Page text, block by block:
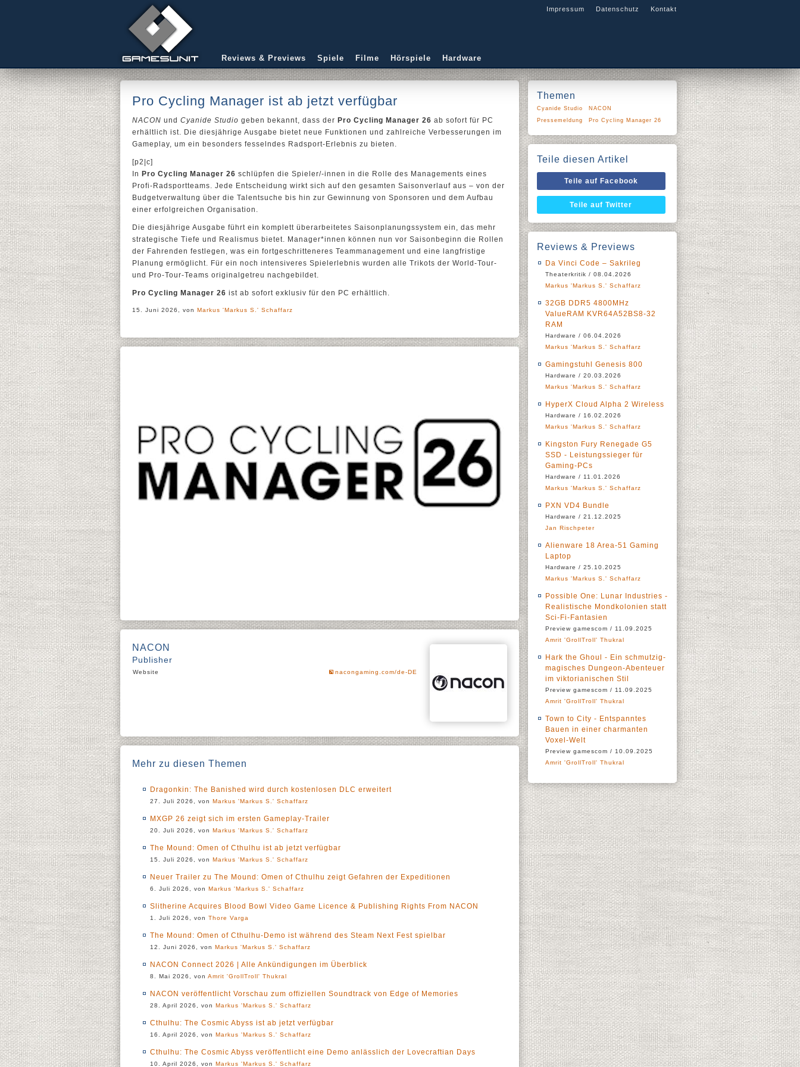
Impressum Datenschutz Kontakt
Reviews & Previews Spiele Filme Hörspiele Hardware
Pro Cycling Manager ist ab jetzt verfügbar
NACON und Cyanide Studio geben bekannt, dass der Pro Cycling Manager 26 ab sofort für PC
erhältlich ist. Die diesjährige Ausgabe bietet neue Funktionen und zahlreiche Verbesserungen im
Gameplay, um ein besonders fesselndes Radsport-Erlebnis zu bieten.
[p2|c]
In Pro Cycling Manager 26 schlüpfen die Spieler/-innen in die Rolle des Managements eines
Profi-Radsportteams. Jede Entscheidung wirkt sich auf den gesamten Saisonverlauf aus – von der
Budgetverwaltung über die Talentsuche bis hin zur Gewinnung von Sponsoren und dem Aufbau
einer erfolgreichen Organisation.
Die diesjährige Ausgabe führt ein komplett überarbeitetes Saisonplanungssystem ein, das mehr
strategische Tiefe und Realismus bietet. Manager*innen können nun vor Saisonbeginn die Rollen
der Fahrenden festlegen, was ein fortgeschritteneres Teammanagement und eine langfristige
Planung ermöglicht. Für ein noch intensiveres Spielerlebnis wurden alle Trikots der World-Tour-
und Pro-Tour-Teams originalgetreu nachgebildet.
Pro Cycling Manager 26 ist ab sofort exklusiv für den PC erhältlich.
15. Juni 2026, von Markus 'Markus S.' Schaffarz
NACON
Publisher
Website nacongaming.com/de-DE
Mehr zu diesen Themen
Dragonkin: The Banished wird durch kostenlosen DLC erweitert
27. Juli 2026, von Markus 'Markus S.' Schaffarz
MXGP 26 zeigt sich im ersten Gameplay-Trailer
20. Juli 2026, von Markus 'Markus S.' Schaffarz
The Mound: Omen of Cthulhu ist ab jetzt verfügbar
15. Juli 2026, von Markus 'Markus S.' Schaffarz
Neuer Trailer zu The Mound: Omen of Cthulhu zeigt Gefahren der Expeditionen
6. Juli 2026, von Markus 'Markus S.' Schaffarz
Slitherine Acquires Blood Bowl Video Game Licence & Publishing Rights From NACON
1. Juli 2026, von Thore Varga
The Mound: Omen of Cthulhu-Demo ist während des Steam Next Fest spielbar
12. Juni 2026, von Markus 'Markus S.' Schaffarz
NACON Connect 2026 | Alle Ankündigungen im Überblick
8. Mai 2026, von Amrit 'GrollTroll' Thukral
NACON veröffentlicht Vorschau zum offiziellen Soundtrack von Edge of Memories
28. April 2026, von Markus 'Markus S.' Schaffarz
Cthulhu: The Cosmic Abyss ist ab jetzt verfügbar
16. April 2026, von Markus 'Markus S.' Schaffarz
Cthulhu: The Cosmic Abyss veröffentlicht eine Demo anlässlich der Lovecraftian Days
10. April 2026, von Markus 'Markus S.' Schaffarz
Themen
Cyanide Studio
NACON
Pressemeldung
Pro Cycling Manager 26
Teile diesen Artikel
Teile auf Facebook
Teile auf Twitter
Reviews & Previews
Da Vinci Code – Sakrileg
Theaterkritik / 08.04.2026
Markus 'Markus S.' Schaffarz
32GB DDR5 4800MHz
ValueRAM KVR64A52BS8-32
RAM
Hardware / 06.04.2026
Markus 'Markus S.' Schaffarz
Gamingstuhl Genesis 800
Hardware / 20.03.2026
Markus 'Markus S.' Schaffarz
HyperX Cloud Alpha 2 Wireless
Hardware / 16.02.2026
Markus 'Markus S.' Schaffarz
Kingston Fury Renegade G5
SSD - Leistungssieger für
Gaming-PCs
Hardware / 11.01.2026
Markus 'Markus S.' Schaffarz
PXN VD4 Bundle
Hardware / 21.12.2025
Jan Rischpeter
Alienware 18 Area-51 Gaming
Laptop
Hardware / 25.10.2025
Markus 'Markus S.' Schaffarz
Possible One: Lunar Industries -
Realistische Mondkolonien statt
Sci-Fi-Fantasien
Preview gamescom / 11.09.2025
Amrit 'GrollTroll' Thukral
Hark the Ghoul - Ein schmutzig-
magisches Dungeon-Abenteuer
im viktorianischen Stil
Preview gamescom / 11.09.2025
Amrit 'GrollTroll' Thukral
Town to City - Entspanntes
Bauen in einer charmanten
Voxel-Welt
Preview gamescom / 10.09.2025
Amrit 'GrollTroll' Thukral